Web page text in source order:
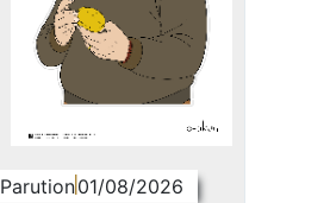
Parution01/08/2026